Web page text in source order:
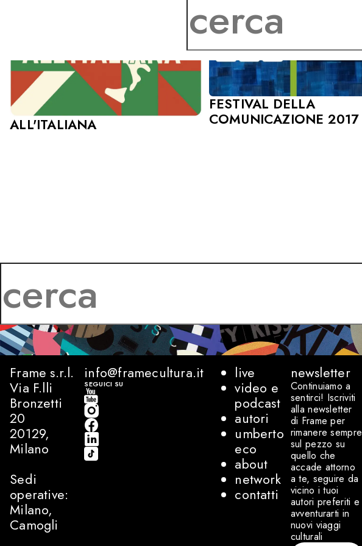
ALL'ITALIANA
FESTIVAL DELLA
COMUNICAZIONE 2017
Frame s.r.l.
Via F.lli
Bronzetti
20
20129,
Milano
Sedi
operative:
Milano,
Camogli
info@framecultura.it
SEGUICI SU
live
video e
podcast
autori
umberto
eco
about
network
contatti
newsletter
Continuiamo a
sentirci! Iscriviti
alla newsletter
di Frame per
rimanere sempre
sul pezzo su
quello che
accade attorno
a te, seguire da
vicino i tuoi
autori preferiti e
avventurarti in
nuovi viaggi
culturali